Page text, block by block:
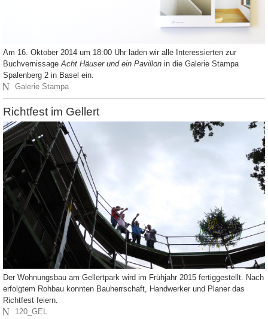
Am 16. Oktober 2014 um 18:00 Uhr laden wir alle Interessierten zur
Buchvernissage Acht Häuser und ein Pavillon in die Galerie Stampa
Spalenberg 2 in Basel ein.
N Galerie Stampa
Richtfest im Gellert
Der Wohnungsbau am Gellertpark wird im Frühjahr 2015 fertiggestellt. Nach
erfolgtem Rohbau konnten Bauherrschaft, Handwerker und Planer das
Richtfest feiern.
N 120_GEL